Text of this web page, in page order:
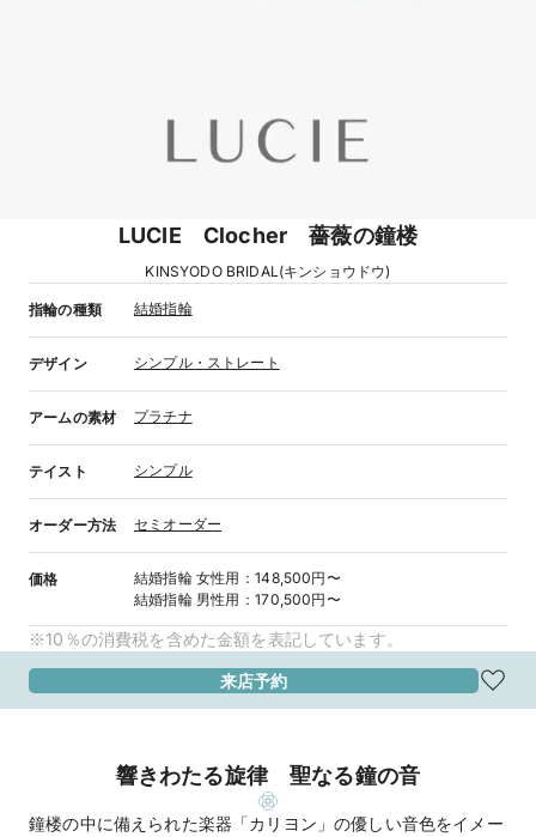
LUCIE Clocher 薔薇の鐘楼
KINSYODO BRIDAL(キンショウドウ)
指輪の種類 結婚指輪
デザイン シンプル・ストレート
アームの素材 プラチナ
テイスト シンプル
オーダー方法 セミオーダー
価格 結婚指輪 女性用 ：148,500円〜
結婚指輪 男性用 ：170,500円〜
※10％の消費税を含めた金額を表記しています。
来店予約
響きわたる旋律 聖なる鐘の音
鐘楼の中に備えられた楽器「カリヨン」の優しい音色をイメー